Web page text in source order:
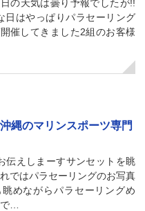
の天気は曇り予報でしたが!!
日はやっぱりパラセーリング
催してきました2組のお客様
縄のマリンスポーツ専門
伝えしまーすサンセットを眺
ではパラセーリングのお写真
めながらパラセーリングめ
…